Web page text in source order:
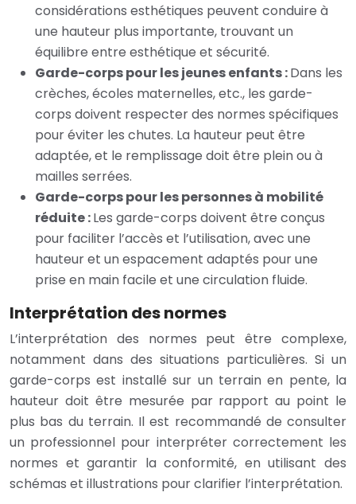
considérations esthétiques peuvent conduire à
une hauteur plus importante, trouvant un
équilibre entre esthétique et sécurité.
Garde-corps pour les jeunes enfants :Dans les
crèches, écoles maternelles, etc., les garde-
corps doivent respecter des normes spécifiques
pour éviter les chutes. La hauteur peut être
adaptée, et le remplissage doit être plein ou à
mailles serrées.
Garde-corps pour les personnes à mobilité
réduite :Les garde-corps doivent être conçus
pour faciliter l’accès et l’utilisation, avec une
hauteur et un espacement adaptés pour une
prise en main facile et une circulation fluide.
Interprétation des normes
L’interprétation des normes peut être complexe,
notamment dans des situations particulières. Si un
garde-corps est installé sur un terrain en pente, la
hauteur doit être mesurée par rapport au point le
plus bas du terrain. Il est recommandé de consulter
un professionnel pour interpréter correctement les
normes et garantir la conformité, en utilisant des
schémas et illustrations pour clarifier l’interprétation.